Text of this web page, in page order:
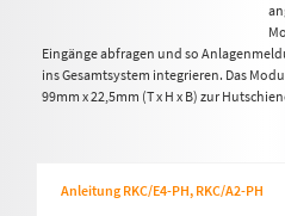
Eingänge abfragen und so
ins Gesamtsystem integrieren. Das
99mm x 22,5mm (T x H x B) zur
Anleitung RKC/E4-PH, RKC/A2-PH